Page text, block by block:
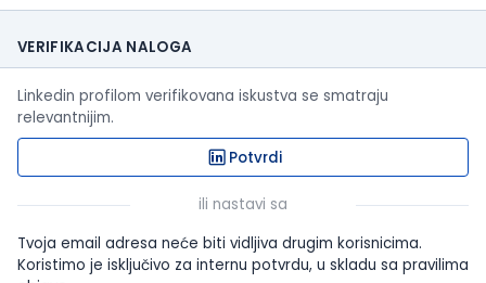
VERIFIKACIJA NALOGA
Linkedin profilom verifikovana iskustva se smatraju
relevantnijim.
Potvrdi
ili nastavi sa
Tvoja email adresa neće biti vidljiva drugim korisnicima.
Koristimo je isključivo za internu potvrdu, u skladu sa pravilima